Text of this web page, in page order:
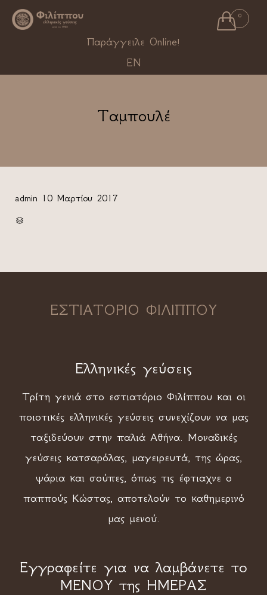
 0
Παράγγειλε Online!
EN
Ταμπουλέ
admin 10 Μαρτίου 2017

ΕΣΤΙΑΤΟΡΙΟ ΦΙΛΙΠΠΟΥ
Ελληνικές γεύσεις
Τρίτη γενιά στο εστιατόριο Φιλίππου και οι
ποιοτικές ελληνικές γεύσεις συνεχίζουν να μας
ταξιδεύουν στην παλιά Αθήνα. Μοναδικές
γεύσεις κατσαρόλας, μαγειρευτά, της ώρας,
ψάρια και σούπες, όπως τις έφτιαχνε ο
παππούς Κώστας, αποτελούν το καθημερινό
μας μενού.
Εγγραφείτε για να λαμβάνετε το
ΜΕΝΟΥ της ΗΜΕΡΑΣ